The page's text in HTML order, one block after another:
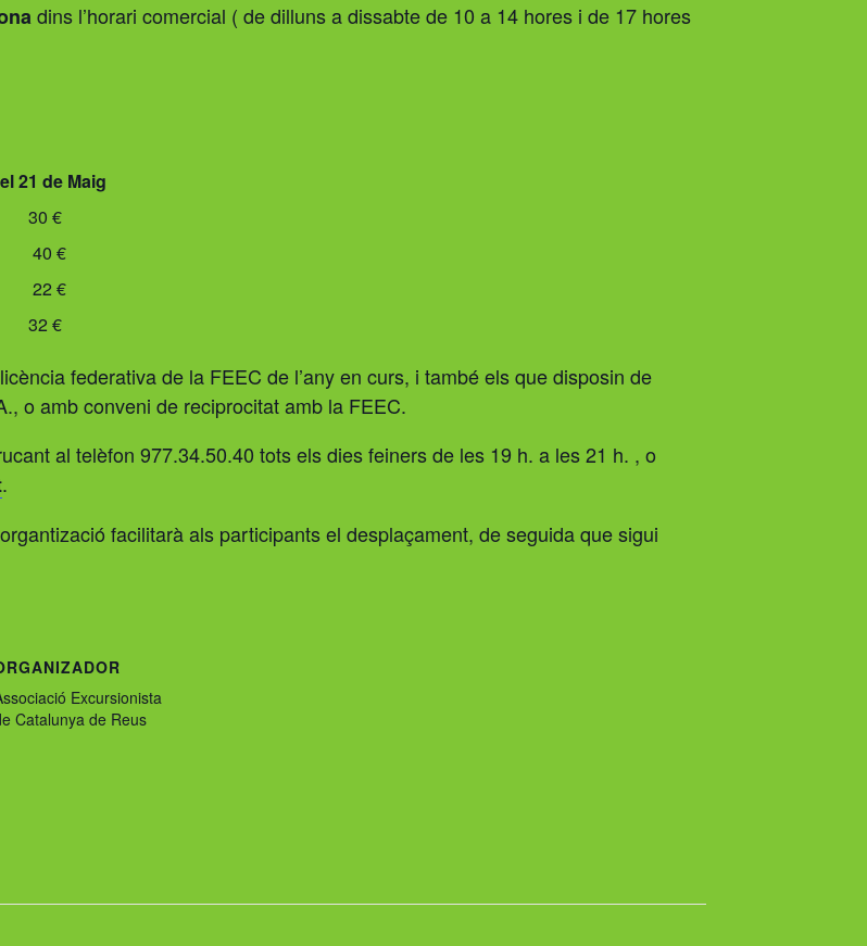
dins l’horari comercial ( de dilluns a dissabte de 10 a 14 hores i de 17 hores
21 de Maig
€
€
€
€
federativa de la FEEC de l’any en curs, i també els que disposin de
o amb conveni de reciprocitat amb la FEEC.
al telèfon 977.34.50.40 tots els dies feiners de les 19 h. a les 21 h. , o
.
facilitarà als participants el desplaçament, de seguida que sigui
Excursionista
Catalunya de Reus